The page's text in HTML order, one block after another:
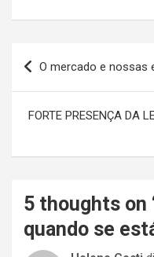
Navegação
de
Post
O mercado e nossas
FORTE PRESENÇA DA
5 thoughts on
quando se